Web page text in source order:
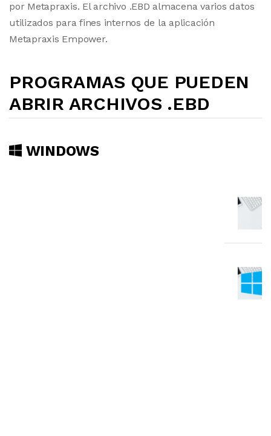
por Metapraxis. El archivo .EBD almacena varios datos
utilizados para fines internos de la aplicación
Metapraxis Empower.
PROGRAMAS QUE PUEDEN
ABRIR ARCHIVOS .EBD
WINDOWS